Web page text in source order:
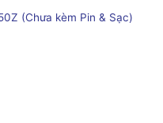
(Chưa kèm Pin & Sạc)